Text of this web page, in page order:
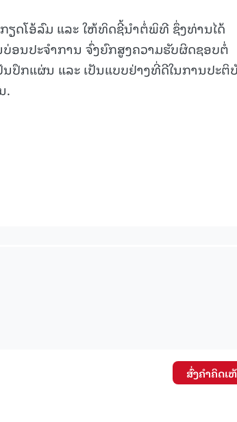
ຽດໂອ້ລົມ ແລະ ໃຫ້ທິດຊີ້ນຳຕໍ່ພິທີ ຊຶ່ງທ່ານໄດ້
ນປະຈຳການ ຈົ່ງຍົກສູງຄວາມຮັບຜິດຊອບຕໍ່
ປຶກແຜ່ນ ແລະ ເປັນແບບຢ່າງທີ່ດີໃນການປະຕິ
.
ສົ່ງຄໍາຄິດເ